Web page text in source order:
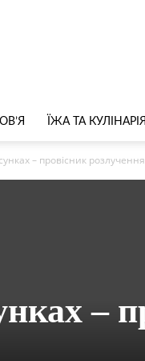
ЇЖА ТА КУЛІНАРІЯ
– провісник
–